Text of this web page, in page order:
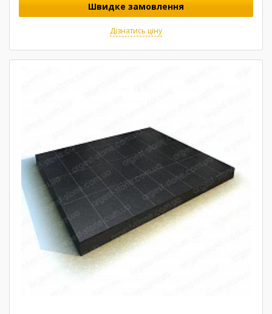
Швидке замовлення
Дізнатись ціну